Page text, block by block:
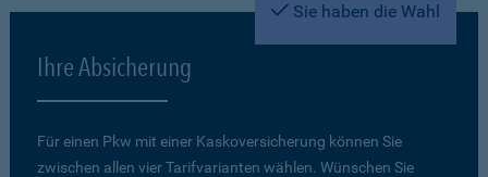
Sie haben die Wahl
Ihre Absicherung
Für einen Pkw mit einer Kaskoversicherung können Sie
zwischen allen vier Tarifvarianten wählen. Wünschen Sie